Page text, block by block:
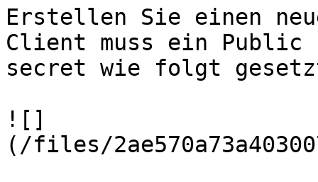
Erstellen Sie einen
Client muss ein
secret wie folgt
![]
(/files/